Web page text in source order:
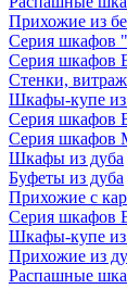
Прихожие из
Серия шкафов
Серия шкафов
Стенки,
Шкафы-купе из
Серия шкафов
Серия шкафов
Шкафы из дуба
Буфеты из дуба
Прихожие с
Серия шкафов
Шкафы-купе из
Прихожие из
Распашные